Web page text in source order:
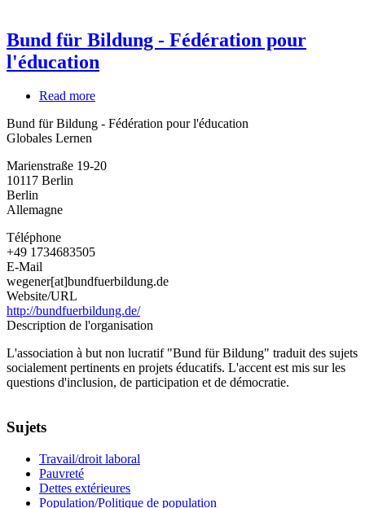
Bund für Bildung - Fédération pour
l'éducation
Read more
für
Fédération
Bund für Bildung - Fédération pour l'éducation
Globales Lernen
Marienstraße 19-20
10117 Berlin
Berlin
Allemagne
Téléphone
+49 1734683505
E-Mail
wegener[at]bundfuerbildung.de
Website/URL
http://bundfuerbildung.de/
Description de l'organisation
L'association à but non lucratif "Bund für Bildung" traduit des sujets
socialement pertinents en projets éducatifs. L'accent est mis sur les
questions d'inclusion, de participation et de démocratie.
Sujets
Travail/droit laboral
Pauvreté
Dettes extérieures
Population/Politique de population